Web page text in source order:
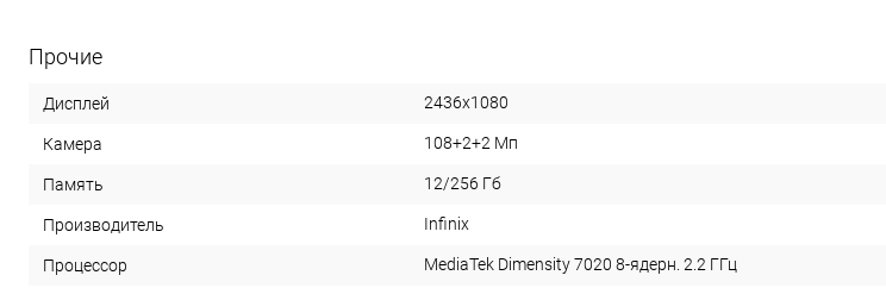
Прочие
Дисплей 2436x1080
Камера 108+2+2 Мп
Память 12/256 Гб
Производитель Infinix
Процессор MediaTek Dimensity 7020 8-ядерн. 2.2 ГГц